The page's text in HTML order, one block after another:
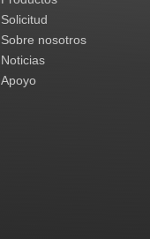
Solicitud
Sobre nosotros
Noticias
Apoyo